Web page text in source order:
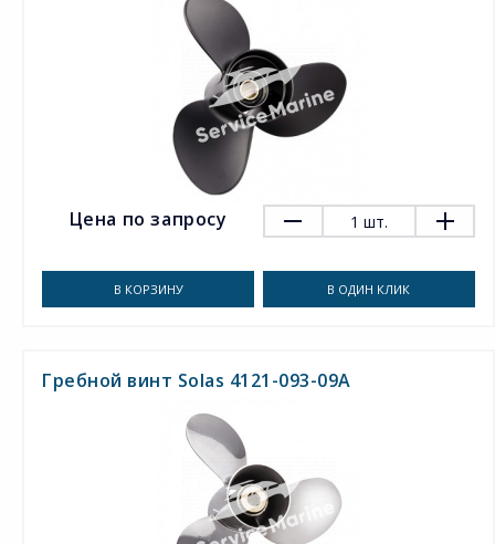
Цена по запросу 1 шт.
В КОРЗИНУ В ОДИН КЛИК
Гребной винт Solas 4121-093-09A